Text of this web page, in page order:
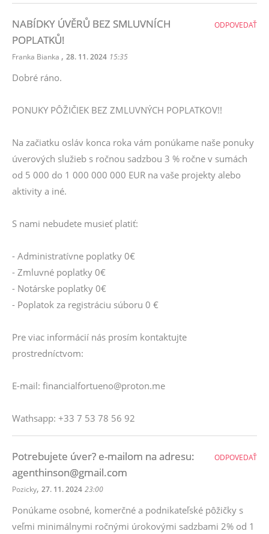
NABÍDKY ÚVĚRŮ BEZ SMLUVNÍCH
POPLATKŮ!
Franka Bianka , 28. 11. 2024 15:35
Dobré ráno.
PONUKY PÔŽIČIEK BEZ ZMLUVNÝCH POPLATKOV!!
Na začiatku osláv konca roka vám ponúkame naše ponuky
úverových služieb s ročnou sadzbou 3 % ročne v sumách
od 5 000 do 1 000 000 000 EUR na vaše projekty alebo
aktivity a iné.
S nami nebudete musieť platiť:
- Administratívne poplatky 0€
- Zmluvné poplatky 0€
- Notárske poplatky 0€
- Poplatok za registráciu súboru 0 €
Pre viac informácií nás prosím kontaktujte
prostredníctvom:
E-mail: financialfortueno@proton.me
Wathsapp: +33 7 53 78 56 92
ODPOVEDAŤ
Potrebujete úver? e-mailom na adresu:
agenthinson@gmail.com
Pozicky, 27. 11. 2024 23:00
Ponúkame osobné, komerčné a podnikateľské pôžičky s
veľmi minimálnymi ročnými úrokovými sadzbami 2% od 1
ODPOVEDAŤ